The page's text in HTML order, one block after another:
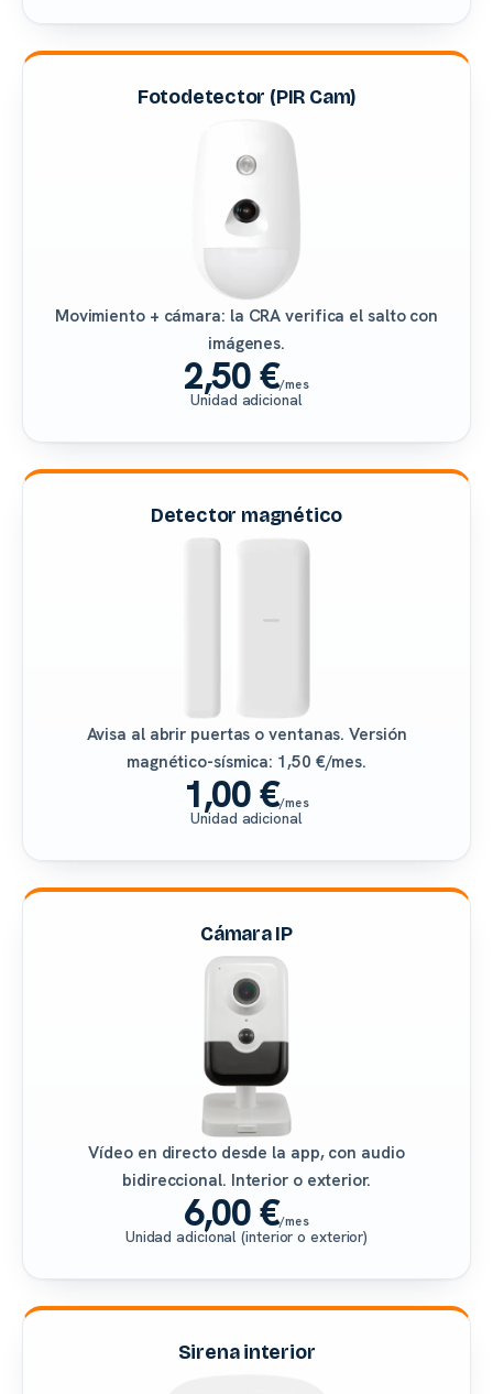
Fotodetector (PIR Cam)
Movimiento + cámara: la CRA verifica el salto con
imágenes.
2,50 €/mes
Unidad adicional
Detector magnético
Avisa al abrir puertas o ventanas. Versión
magnético-sísmica: 1,50 €/mes.
1,00 €/mes
Unidad adicional
Cámara IP
Vídeo en directo desde la app, con audio
bidireccional. Interior o exterior.
6,00 €/mes
Unidad adicional (interior o exterior)
Sirena interior